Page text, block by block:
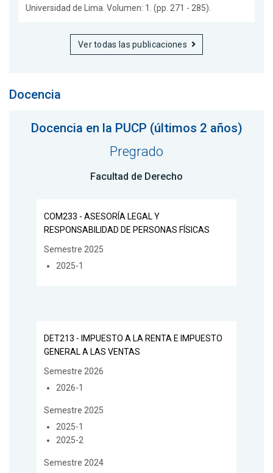
Universidad de Lima. Volumen: 1. (pp. 271 - 285).
Ver todas las publicaciones
Docencia
Docencia en la PUCP (últimos 2 años)
Pregrado
Facultad de Derecho
COM233 - ASESORÍA LEGAL Y
RESPONSABILIDAD DE PERSONAS FÍSICAS
Semestre 2025
2025-1
DET213 - IMPUESTO A LA RENTA E IMPUESTO
GENERAL A LAS VENTAS
Semestre 2026
2026-1
Semestre 2025
2025-1
2025-2
Semestre 2024